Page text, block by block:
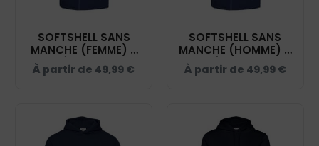
SOFTSHELL SANS
MANCHE (FEMME) –
PÉTANQUE
CASTELNAUDAISE -
À partir de 49,99 €
SOFTSHELL SANS
MANCHE (HOMME) –
PÉTANQUE
CASTELNAUDAISE -
À partir de 49,99 €